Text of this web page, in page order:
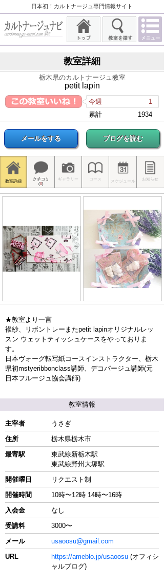
日本初！カルトナージュ専門情報サイト
教室詳細
栃木県のカルトナージュ教室
petit lapin
今週
1
累計
1934
メールをする ブログを読む
教室詳細
クチコミ
(0)
ギャラリー コース スケジュール お知らせ
★教室より一言
袱紗、リボントレーまたpetit lapinオリジナルレッ
スン ウェットティッシュケースをやっておりま
す。
日本ヴォーグ転写紙コースインストラクター、栃木
県初mstyeribbonclass講師、デコパージュ講師(元
日本フルージュ協会講師)
教室情報
主宰者
うさぎ
住所
栃木県栃木市
最寄駅
東武線新栃木駅
東武線野州大塚駅
開催曜日
リクエスト制
開催時間
10時〜12時 14時〜16時
入会金
なし
受講料
3000〜
メール
usaoosu@gmail.com
URL
https://ameblo.jp/usaoosu (オフィシ
ャルブログ)